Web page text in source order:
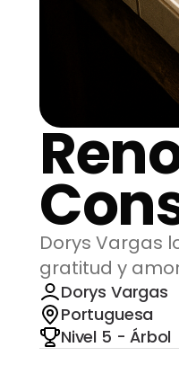
Dorys Vargas
gratitud y
Dorys Vargas
Portuguesa
Nivel 5 - Árbol